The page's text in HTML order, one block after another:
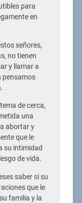
para
en
señores,
no tienen
y llamar a
pensamos
de cerca,
una
abortar y
que le
su intimidad
de vida.
saber si su
que le
familia y la